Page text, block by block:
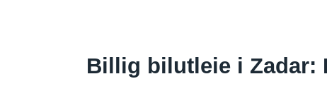
Billig bilutleie i Zadar: